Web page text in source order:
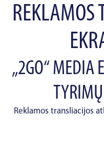
REKLAMOS
„2GO“ MEDIA
Reklamos transliacijos